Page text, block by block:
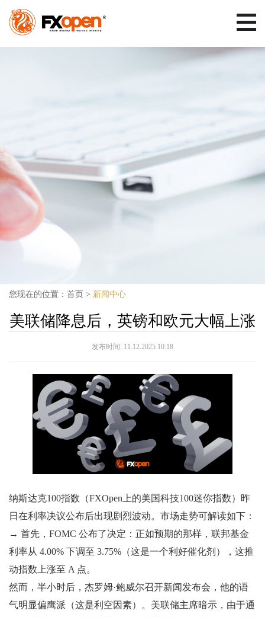
您现在的位置： 首页 > 新闻中心
美联储降息后，英镑和欧元大幅上涨
发布时间: 11.12.2025 10:18
纳斯达克100指数（FXOpen上的美国科技100迷你指数）昨
日在利率决议公布后出现剧烈波动。市场走势可解读如下：
→ 首先，FOMC 公布了决定：正如预期的那样，联邦基金
利率从 4.00% 下调至 3.75%（这是一个利好催化剂），这推
动指数上涨至 A 点。
然而，半小时后，杰罗姆·鲍威尔召开新闻发布会，他的语
气明显偏鹰派（这是利空因素）。美联储主席暗示，由于通